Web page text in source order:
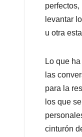
levantar
u otra
Lo que
las
para la
los que
cinturón